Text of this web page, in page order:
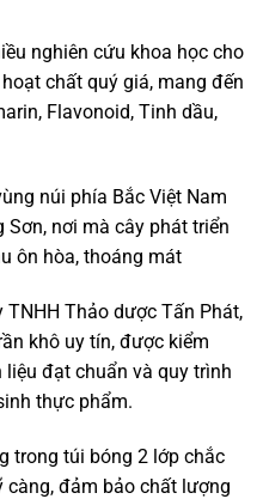
nghiên cứu khoa học cho
chất quý giá, mang đến
Flavonoid, Tinh dầu,
núi phía Bắc Việt Nam
Sơn, nơi mà cây phát triển
ôn hòa, thoáng mát
TNHH Thảo dược Tấn Phát,
khô uy tín, được kiểm
liệu đạt chuẩn và quy trình
thực phẩm.
trong túi bóng 2 lớp chắc
càng, đảm bảo chất lượng